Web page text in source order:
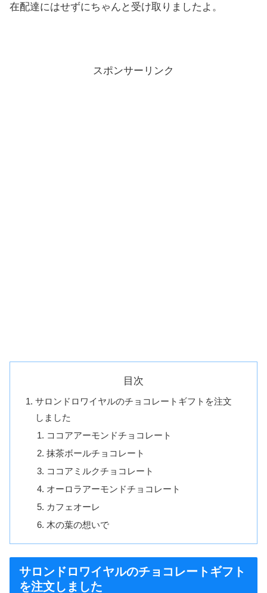
在配達にはせずにちゃんと受け取りましたよ。
スポンサーリンク
目次
サロンドロワイヤルのチョコレートギフトを注文
しました
ココアアーモンドチョコレート
抹茶ボールチョコレート
ココアミルクチョコレート
オーロラアーモンドチョコレート
カフェオーレ
木の葉の想いで
サロンドロワイヤルのチョコレートギフト
を注文しました